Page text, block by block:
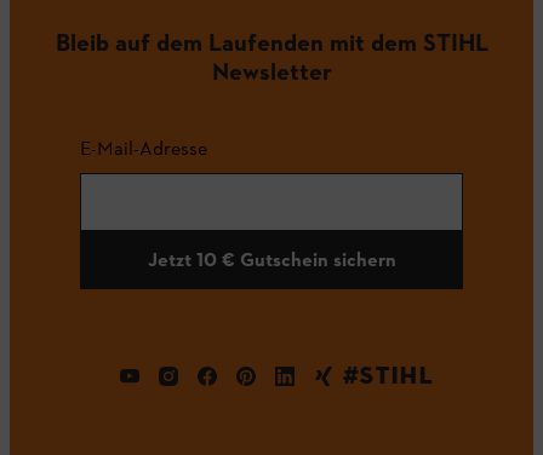
Bleib auf dem Laufenden mit dem STIHL
Newsletter
E-Mail-Adresse
Jetzt 10 € Gutschein sichern
#STIHL